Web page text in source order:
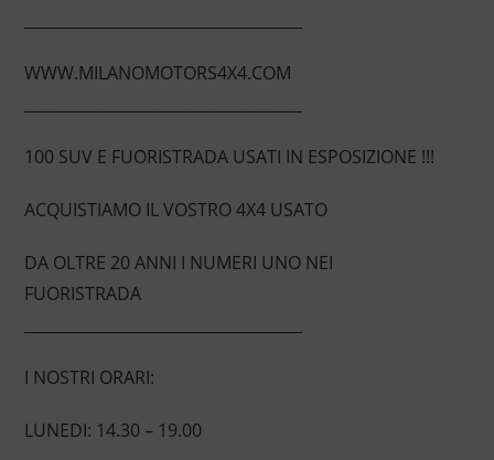
WWW.MILANOMOTORS4X4.COM
100 SUV E FUORISTRADA USATI IN ESPOSIZIONE !!!
ACQUISTIAMO IL VOSTRO 4X4 USATO
DA OLTRE 20 ANNI I NUMERI UNO NEI
FUORISTRADA
I NOSTRI ORARI:
LUNEDI: 14.30 – 19.00